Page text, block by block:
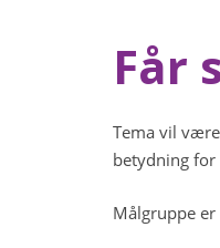
Får
Tema vil
betydning
Målgruppe